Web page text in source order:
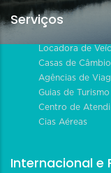
Serviços
Locadora de
Casas de Câmbio
Agências de
Guias de Turismo
Centro de
Cias Aéreas
Internacional e